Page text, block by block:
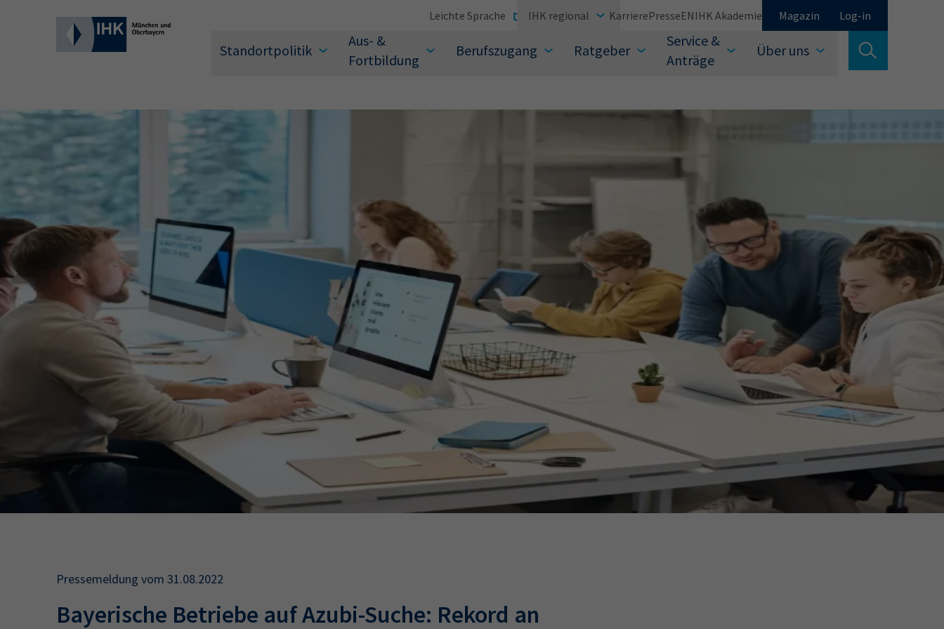
Standortpolitik
Aus- &
Fortbildung
Berufszugang Ratgeber
Service &
Anträge
Über uns
Leichte Sprache IHK regional KarrierePresseEN IHK Akademie Magazin Log-in
Schließen
Suche verlassen
Wonach suchen Sie?
Suchen
Hier können Sie auch aus den meistgesuchten Begriffen vorauswählen
34c Ausbildungsvertrag Fachwirt AdA 34d
Prüfungstermine
Wirtschaftsfachwirt
Negativerklärung Sachkundeprüfung
Berichtsheft
34i Betriebswirt Prüfbericht
Pressemeldung vom 31.08.2022
Bayerische Betriebe auf Azubi-Suche: Rekord an